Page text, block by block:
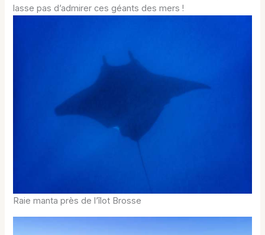
lasse pas d’admirer ces géants des mers !
Raie manta près de l’îlot Brosse